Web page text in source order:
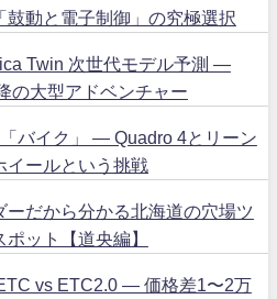
鼓動と電子制御」の究極選択
Twin 次世代モデル予測 ―
の大型アドベンチャー
バイク」 ― Quadro 4とリーン
イールという挑戦
ーだから分かる北海道の穴場ツ
ポット【道央編】
vs ETC2.0 ― 価格差1〜2万